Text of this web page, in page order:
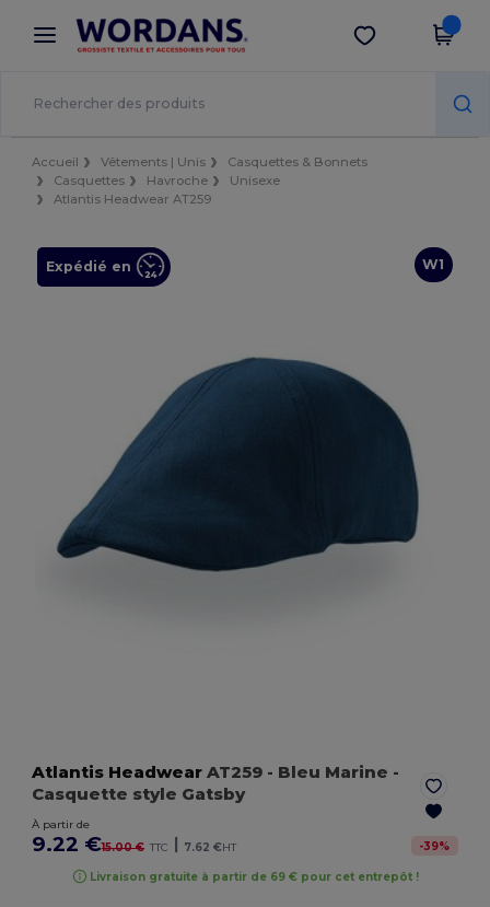
× Appli Wordans
Meilleurs prix sur l’app !
Obtenir l'appli
Accueil Vêtements | Unis
Casquettes & Bonnets
Casquettes
Havroche
Unisexe
Atlantis Headwear AT259
W1
Expédié en
Atlantis Headwear AT259 - Bleu Marine -
Casquette style Gatsby
À partir de
9.22 €15.00 € TTC | 7.62 €HT -39%
Livraison gratuite à partir de 69 € pour cet entrepôt !